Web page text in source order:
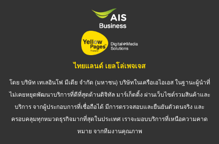
ไทยแลนด์ เยลโล่เพจเจส
โดย บริษัท เทเลอินโฟ มีเดีย จำกัด (มหาชน) บริษัทในเครือเอไอเอส ในฐานะผู้นำที่
ไม่เคยหยุดพัฒนาบริการที่ดีที่สุดด้านดิจิทัล มาร์เก็ตติ้ง ผ่านเว็บไซต์รวมสินค้าและ
บริการ จากผู้ประกอบการที่เชื่อถือได้ มีการตรวจสอบและยืนยันตัวตนจริง และ
ครอบคลุมทุกหมวดธุรกิจมากที่สุดในประเทศ เราจะมอบบริการที่เหนือความคาด
หมาย จากทีมงานคุณภาพ